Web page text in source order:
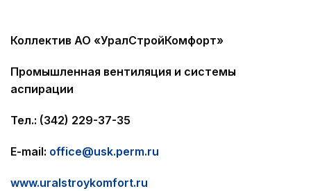
Коллектив АО «УралСтройКомфорт»
Промышленная вентиляция и системы
аспирации
Тел.: (342) 229-37-35
E-mail: office@usk.perm.ru
www.uralstroykomfort.ru